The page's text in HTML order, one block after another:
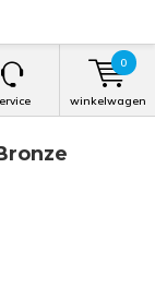
winkelwagen
0